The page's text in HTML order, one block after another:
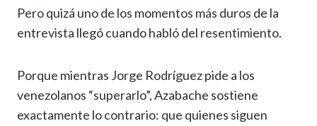
Pero quizá uno de los momentos más duros de la
entrevista llegó cuando habló del resentimiento.
Porque mientras Jorge Rodríguez pide a los
venezolanos “superarlo”, Azabache sostiene
exactamente lo contrario: que quienes siguen